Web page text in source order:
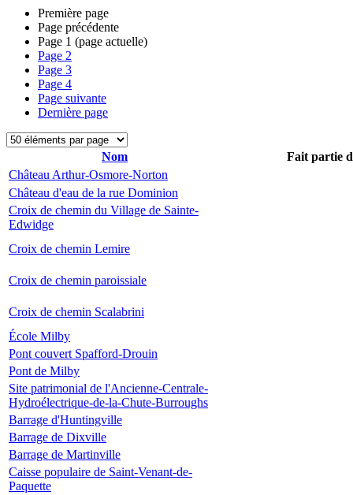
Première page
Page précédente
Page 1 (page actuelle)
Page 2
Page 3
Page 4
Page suivante
Dernière page
Nom
Fait partie
Château Arthur-Osmore-Norton
Château d'eau de la rue Dominion
Croix de chemin du Village de Sainte-
Edwidge
Croix de chemin Lemire
Croix de chemin paroissiale
Croix de chemin Scalabrini
École Milby
Pont couvert Spafford-Drouin
Pont de Milby
Site patrimonial de l'Ancienne-Centrale-
Hydroélectrique-de-la-Chute-Burroughs
Barrage d'Huntingville
Barrage de Dixville
Barrage de Martinville
Caisse populaire de Saint-Venant-de-
Paquette